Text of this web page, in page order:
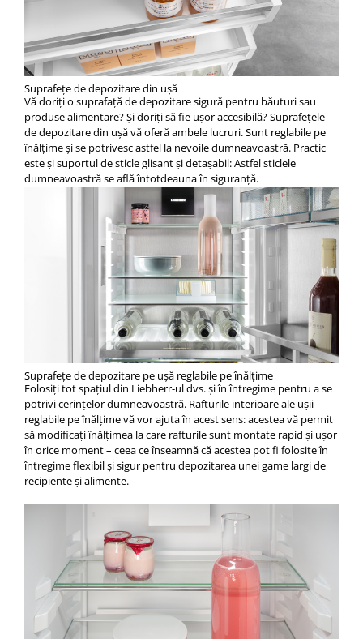
Suprafeţe de depozitare din uşă
Vă doriţi o suprafaţă de depozitare sigură pentru băuturi sau
produse alimentare? Şi doriţi să fie uşor accesibilă? Suprafeţele
de depozitare din uşă vă oferă ambele lucruri. Sunt reglabile pe
înălţime şi se potrivesc astfel la nevoile dumneavoastră. Practic
este şi suportul de sticle glisant şi detaşabil: Astfel sticlele
dumneavoastră se află întotdeauna în siguranţă.
Suprafeţe de depozitare pe uşă reglabile pe înălţime
Folosiți tot spațiul din Liebherr-ul dvs. și în întregime pentru a se
potrivi cerințelor dumneavoastră. Rafturile interioare ale ușii
reglabile pe înălțime vă vor ajuta în acest sens: acestea vă permit
să modificați înălțimea la care rafturile sunt montate rapid și ușor
în orice moment – ceea ce înseamnă că acestea pot fi folosite în
întregime flexibil și sigur pentru depozitarea unei game largi de
recipiente și alimente.